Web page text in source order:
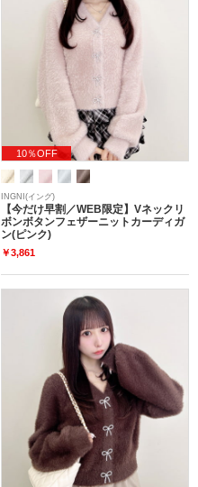
10％OFF
INGNI(イング)
【今だけ早割／WEB限定】Vネックリ
ボンボタンフェザーニットカーディガ
ン(ピンク)
￥3,861